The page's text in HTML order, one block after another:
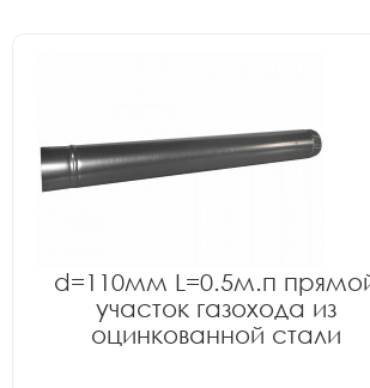
d=110мм L=0.5м.п
участок газохода из
оцинкованной стали